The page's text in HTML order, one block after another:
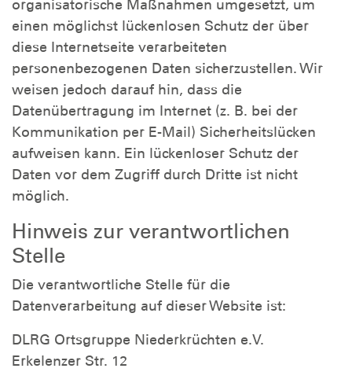
organisatorische Maßnahmen umgesetzt, um
einen möglichst lückenlosen Schutz der über
diese Internetseite verarbeiteten
personenbezogenen Daten sicherzustellen. Wir
weisen jedoch darauf hin, dass die
Datenübertragung im Internet (z. B. bei der
Kommunikation per E-Mail) Sicherheitslücken
aufweisen kann. Ein lückenloser Schutz der
Daten vor dem Zugriff durch Dritte ist nicht
möglich.
Hinweis zur verantwortlichen
Stelle
Die verantwortliche Stelle für die
Datenverarbeitung auf dieser Website ist:
DLRG Ortsgruppe Niederkrüchten e.V.
Erkelenzer Str. 12